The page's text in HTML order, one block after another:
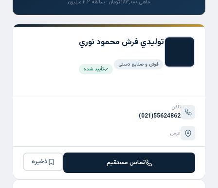
توليدي فرش محمود نوري
فرش و صنایع دستی
تأیید شده
تلفن
(021)55624862
آدرس
تماس مستقیم ذخیره
ماهی ۱۸۳,۰۰۰ تومان · سالانه ۲.۲ میلیون